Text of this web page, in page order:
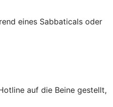
eines Sabbaticals oder
auf die Beine gestellt,